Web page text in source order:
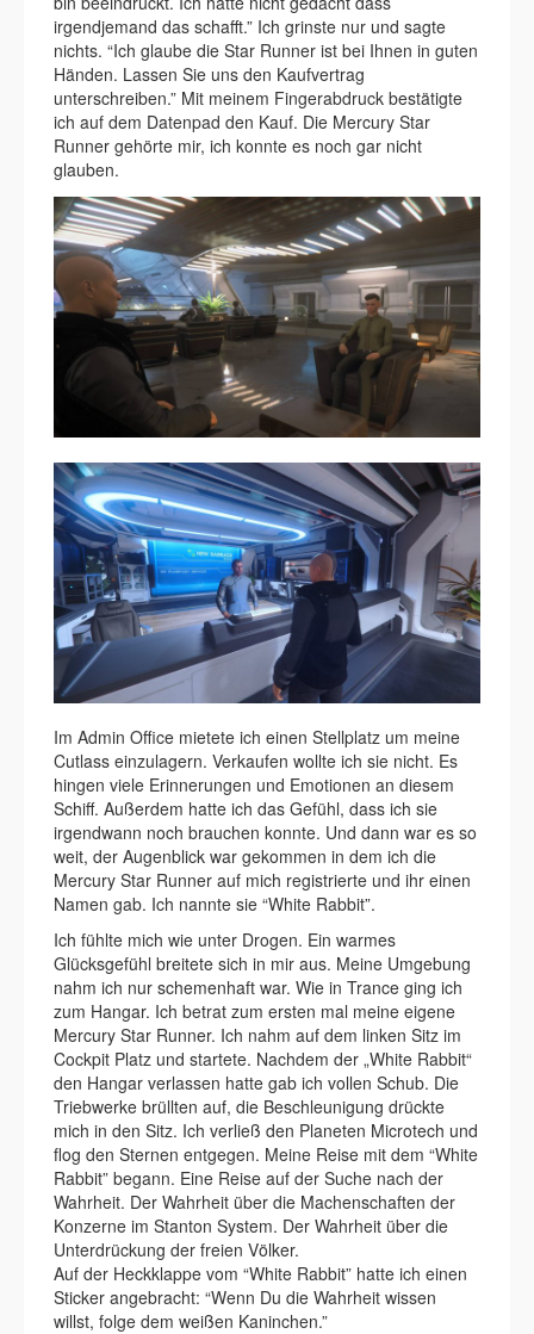
irgendjemand das schafft.” Ich grinste nur und sagte
nichts. “Ich glaube die Star Runner ist bei Ihnen in guten
Händen. Lassen Sie uns den Kaufvertrag
unterschreiben.” Mit meinem Fingerabdruck bestätigte
ich auf dem Datenpad den Kauf. Die Mercury Star
Runner gehörte mir, ich konnte es noch gar nicht
glauben.
Im Admin Office mietete ich einen Stellplatz um meine
Cutlass einzulagern. Verkaufen wollte ich sie nicht. Es
hingen viele Erinnerungen und Emotionen an diesem
Schiff. Außerdem hatte ich das Gefühl, dass ich sie
irgendwann noch brauchen konnte. Und dann war es so
weit, der Augenblick war gekommen in dem ich die
Mercury Star Runner auf mich registrierte und ihr einen
Namen gab. Ich nannte sie “White Rabbit”.
Ich fühlte mich wie unter Drogen. Ein warmes
Glücksgefühl breitete sich in mir aus. Meine Umgebung
nahm ich nur schemenhaft war. Wie in Trance ging ich
zum Hangar. Ich betrat zum ersten mal meine eigene
Mercury Star Runner. Ich nahm auf dem linken Sitz im
Cockpit Platz und startete. Nachdem der „White Rabbit“
den Hangar verlassen hatte gab ich vollen Schub. Die
Triebwerke brüllten auf, die Beschleunigung drückte
mich in den Sitz. Ich verließ den Planeten Microtech und
flog den Sternen entgegen. Meine Reise mit dem “White
Rabbit” begann. Eine Reise auf der Suche nach der
Wahrheit. Der Wahrheit über die Machenschaften der
Konzerne im Stanton System. Der Wahrheit über die
Unterdrückung der freien Völker.
Auf der Heckklappe vom “White Rabbit” hatte ich einen
Sticker angebracht: “Wenn Du die Wahrheit wissen
willst, folge dem weißen Kaninchen.”